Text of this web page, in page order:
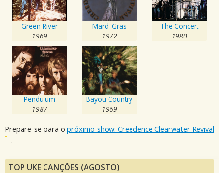
Green River
1969
Mardi Gras
1972
The Concert
1980
Pendulum
1987
Bayou Country
1969
Prepare-se para opróximo show: Creedence Clearwater Revival
.
TOP UKE CANÇÕES (AGOSTO)